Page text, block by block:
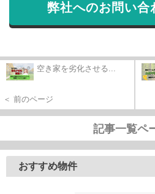
弊社へのお問い合
空き家を劣化させる...
＜ 前のページ
記事一覧ペ
おすすめ物件